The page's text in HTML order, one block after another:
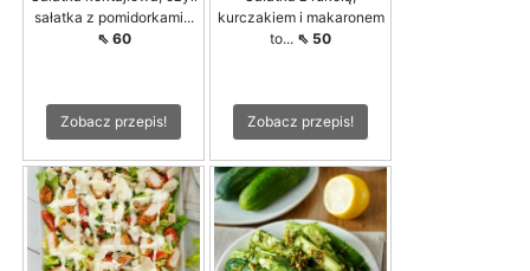
sałatka z pomidorkami...
⇖ 60
Zobacz przepis!
kurczakiem i makaronem
to... ⇖ 50
Zobacz przepis!